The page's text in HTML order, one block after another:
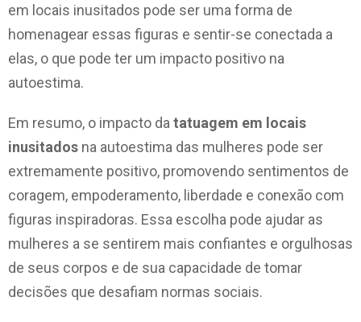
em locais inusitados pode ser uma forma de
homenagear essas figuras e sentir-se conectada a
elas, o que pode ter um impacto positivo na
autoestima.
Em resumo, o impacto da tatuagem em locais
inusitados na autoestima das mulheres pode ser
extremamente positivo, promovendo sentimentos de
coragem, empoderamento, liberdade e conexão com
figuras inspiradoras. Essa escolha pode ajudar as
mulheres a se sentirem mais confiantes e orgulhosas
de seus corpos e de sua capacidade de tomar
decisões que desafiam normas sociais.